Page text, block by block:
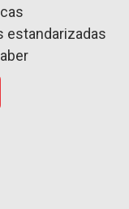
estandarizadas